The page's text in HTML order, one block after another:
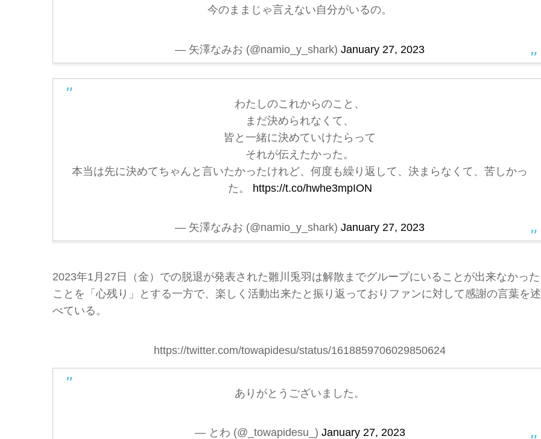
今のままじゃ言えない自分がいるの。
— 矢澤なみお (@namio_y_shark) January 27, 2023
わたしのこれからのこと、
まだ決められなくて、
皆と一緒に決めていけたらって
それが伝えたかった。
本当は先に決めてちゃんと言いたかったけれど、何度も繰り返して、決まらなくて、苦しかっ
た。 https://t.co/hwhe3mpION
— 矢澤なみお (@namio_y_shark) January 27, 2023
2023年1月27日（金）での脱退が発表された雛川兎羽は解散までグループにいることが出来なかった
ことを「心残り」とする一方で、楽しく活動出来たと振り返っておりファンに対して感謝の言葉を述
べている。
https://twitter.com/towapidesu/status/1618859706029850624
ありがとうございました。
— とわ (@_towapidesu_) January 27, 2023